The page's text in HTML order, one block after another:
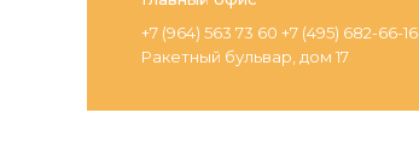
+7 (964) 563 73 60 +7 (495) 682-66-16
Ракетный бульвар, дом 17